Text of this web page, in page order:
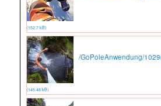
(152.7 kB)
/GoPoleAnwendung/
(145.48 kB)